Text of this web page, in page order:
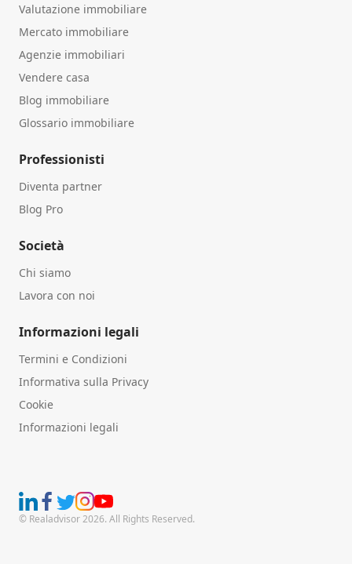
Valutazione immobiliare
Mercato immobiliare
Agenzie immobiliari
Vendere casa
Blog immobiliare
Glossario immobiliare
Professionisti
Diventa partner
Blog Pro
Società
Chi siamo
Lavora con noi
Informazioni legali
Termini e Condizioni
Informativa sulla Privacy
Cookie
Informazioni legali
© Realadvisor 2026. All Rights Reserved.